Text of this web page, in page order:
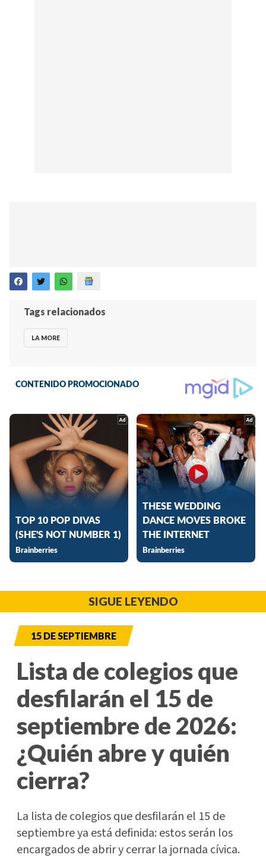
Tags relacionados
LA MORE
SIGUE LEYENDO
15 DE SEPTIEMBRE
Lista de colegios que
desfilarán el 15 de
septiembre de 2026:
¿Quién abre y quién
cierra?
La lista de colegios que desfilarán el 15 de
septiembre ya está definida: estos serán los
encargados de abrir y cerrar la jornada cívica.